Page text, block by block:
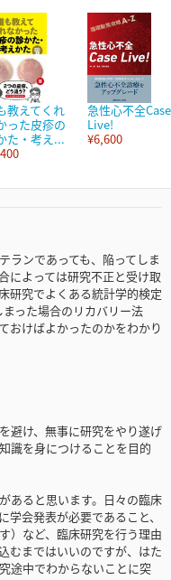
教えてくれ
った皮疹の
た・考え...
急性心不全Case
Live!
¥6,600
ランであっても、陥ってしま
によっては研究不正と受け取
研究でよくある統計学的検定
った場合のリカバリー法
おけばよかったのかをわかり
避け、無事に研究をやり遂げ
識を身につけることを目的
あると思います。日々の臨床
会発表が必要であること、
）など、臨床研究を行う理由
むまではいいのですが、はた
途中でわからないことに突